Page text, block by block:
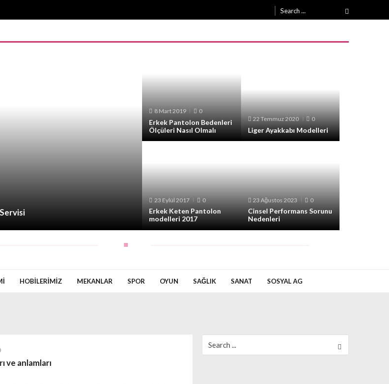
for:
8 Mart 2019 0
Erkek Pantolon Bedenleri
Ölçüleri Nasıl Olmalı
22 Temmuz 2020 0
Liger Ayakkabı Modelleri
23 Eylül 2017 0
Erkek Keten Pantolon
modelleri 2017
23 Ağustos 2023 0
Cinsel Performans Sorunu
Nedenleri
HOBILERIMIZ MEKANLAR SPOR OYUN SAĞLIK SANAT SOSYAL AG
ve anlamları
for: